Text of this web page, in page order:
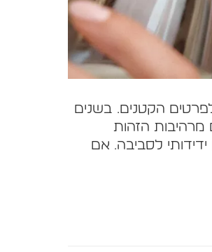
הקטנים. בשנים
מרהיבות הזהות
לסביבה. אם